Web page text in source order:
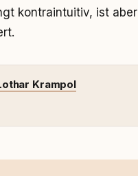
kontraintuitiv, ist aber
Krampol